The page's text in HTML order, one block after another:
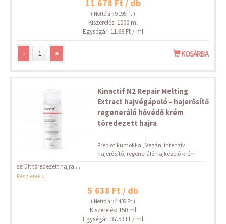
11 678 Ft / db
( Nettó ár: 9 195 Ft )
Kiszerelés: 1000 ml
Egységár: 11.68 Ft / ml
- + KOSÁRBA
Kinactif N2 Repair Melting
Extract hajvégápoló - hajerősítő
regeneráló hővédő krém
töredezett hajra
Prebiotikumokkal, Vegán, intenzív
hajerősítő, regeneráló hajkezelő krém
sérült töredezett hajra....
Részletek »
5 638 Ft / db
( Nettó ár: 4 439 Ft )
Kiszerelés: 150 ml
Egységár: 37.59 Ft / ml